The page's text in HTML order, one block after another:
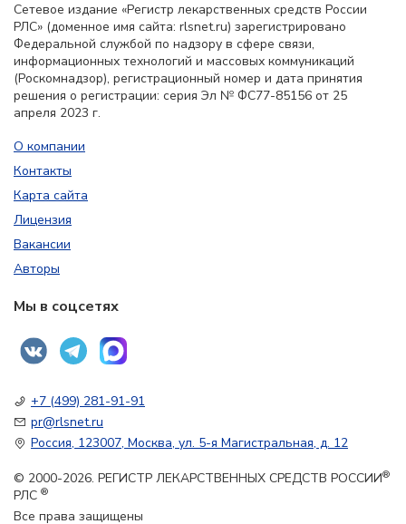
Сетевое издание «Регистр лекарственных средств России
РЛС» (доменное имя сайта: rlsnet.ru) зарегистрировано
Федеральной службой по надзору в сфере связи,
информационных технологий и массовых коммуникаций
(Роскомнадзор), регистрационный номер и дата принятия
решения о регистрации: серия Эл № ФС77-85156 от 25
апреля 2023 г.
О компании
Контакты
Карта сайта
Лицензия
Вакансии
Авторы
Мы в соцсетях
+7 (499) 281-91-91
pr@rlsnet.ru
Россия, 123007, Москва, ул. 5-я Магистральная, д. 12
© 2000-2026. РЕГИСТР ЛЕКАРСТВЕННЫХ СРЕДСТВ РОССИИ®
РЛС ®
Все права защищены